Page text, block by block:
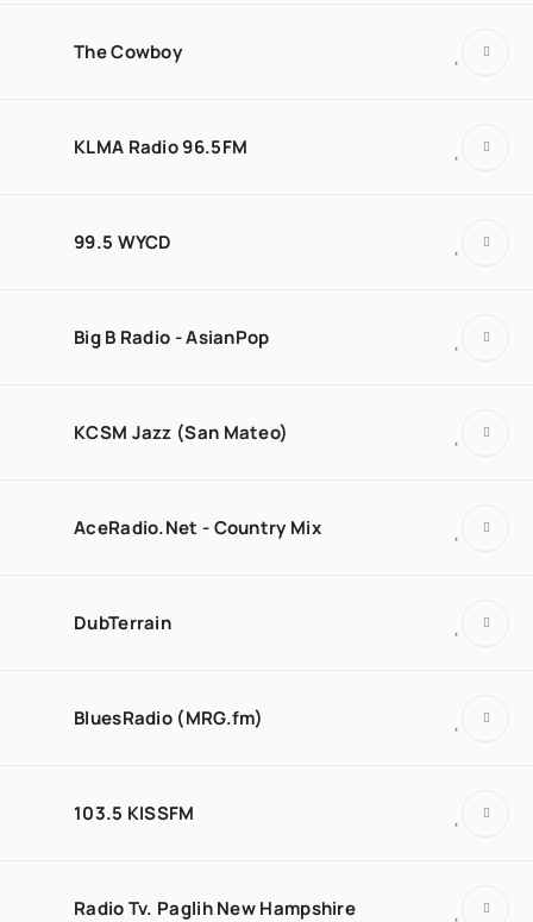
The Cowboy
KLMA Radio 96.5FM
99.5 WYCD
Big B Radio - AsianPop
KCSM Jazz (San Mateo)
AceRadio.Net - Country Mix
DubTerrain
BluesRadio (MRG.fm)
103.5 KISSFM
Radio Tv. Paglih New Hampshire